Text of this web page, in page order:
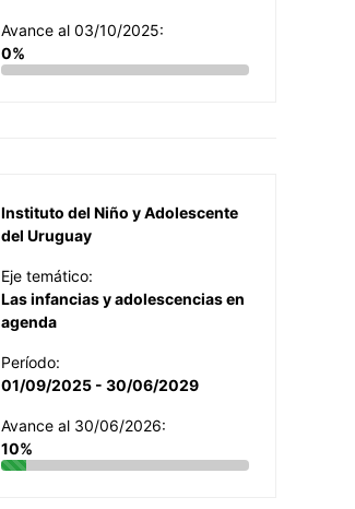
Avance al 03/10/2025:
0%
Instituto del Niño y Adolescente
del Uruguay
Eje temático:
Las infancias y adolescencias en
agenda
Período:
01/09/2025 - 30/06/2029
Avance al 30/06/2026:
10%